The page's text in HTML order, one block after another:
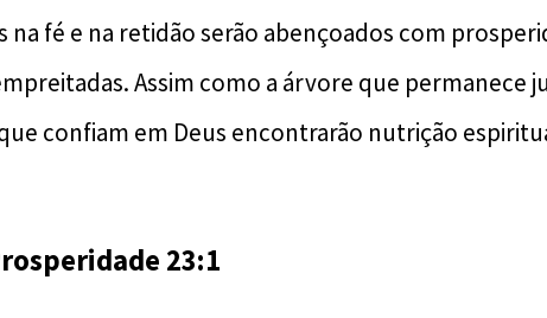
na fé e na retidão serão abençoados com
Assim como a árvore que permanece
confiam em Deus encontrarão nutrição
23:1